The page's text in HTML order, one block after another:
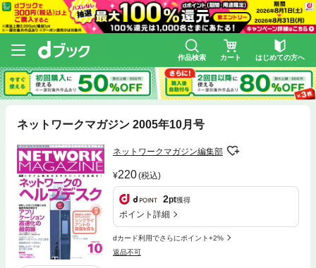
作品検索 カート はじめての方へ
ネットワークマガジン 2005年10月号
ネットワークマガジン編集部
220(税込)
2pt獲得
ポイント詳細
dカード利用でさらにポイント+2%
返品不可